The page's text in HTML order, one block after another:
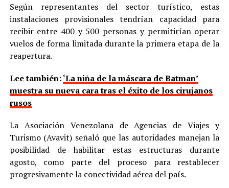
Según representantes del sector turístico, estas
instalaciones provisionales tendrían capacidad para
recibir entre 400 y 500 personas y permitirían operar
vuelos de forma limitada durante la primera etapa de la
reapertura.
Lee también:‘La niña de la máscara de Batman’
muestra su nueva cara tras el éxito de los cirujanos
rusos
La Asociación Venezolana de Agencias de Viajes y
Turismo (Avavit) señaló que las autoridades manejan la
posibilidad de habilitar estas estructuras durante
agosto, como parte del proceso para restablecer
progresivamente la conectividad aérea del país.